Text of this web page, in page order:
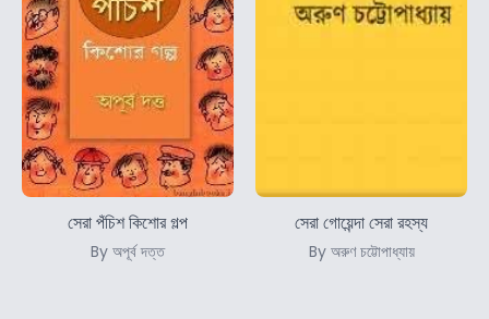
সেরা পঁচিশ কিশোর গল্প
By অপূর্ব দত্ত
সেরা গোয়েন্দা সেরা রহস্য
By অরুণ চট্টোপাধ্যায়